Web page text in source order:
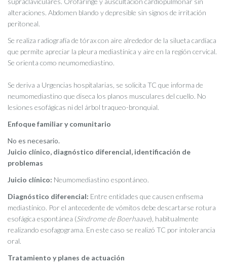
alteraciones. Abdomen blando y depresible sin signos de irritación
peritoneal.
Se realiza radiografía de tórax con aire alrededor de la silueta cardíaca
que permite apreciar la pleura mediastínica y aire en la región cervical.
Se orienta como neumomediastino.
Se deriva a Urgencias hospitalarias, se solicita TC que informa de
neumomediastino que diseca los planos musculares del cuello. No
lesiones esofágicas ni del árbol traqueo-bronquial.
Enfoque familiar y comunitario
No es necesario.
Juicio clínico, diagnóstico diferencial, identificación de
problemas
Juicio clínico: Neumomediastino espontáneo.
Diagnóstico diferencial: Entre entidades que causen enfisema
mediastínico. Por el antecedente de vómitos debe descartarse rotura
esofágica espontánea (Síndrome deBoerhaave), habitualmente
realizando esofagograma. En este caso se realizó TC por intolerancia
oral.
Tratamiento y planes de actuación